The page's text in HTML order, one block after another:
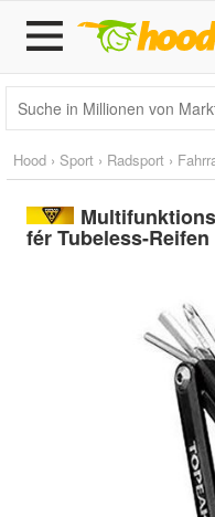
Hood › Sport › Radsport ›
fér Tubeless-Reifen